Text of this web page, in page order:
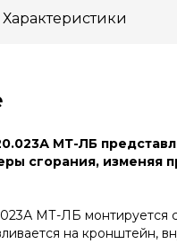
Характеристики
МТ-ЛБ
сгорания, изменяя
МТ-ЛБ монтируется
на кронштейн,